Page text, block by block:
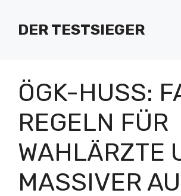
Inhalt
springenDER TESTSIEGER
ÖGK-HUSS:
REGELN FÜR
WAHLÄRZTE
MASSIVER